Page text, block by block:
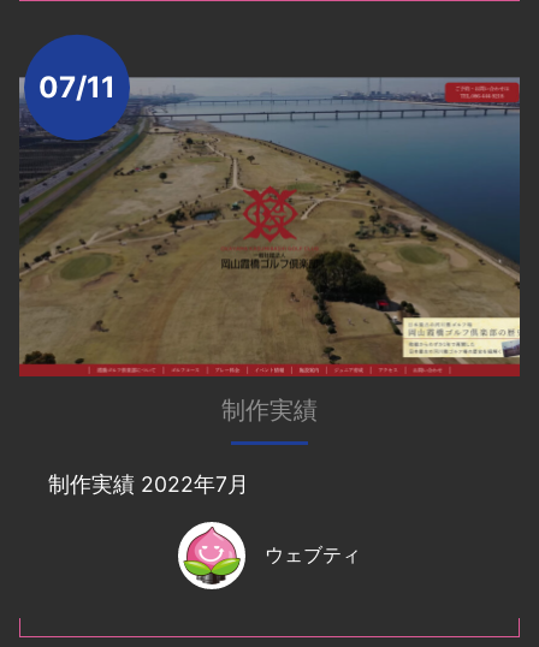
07/11
制作実績
制作実績 2022年7月
ウェブティ